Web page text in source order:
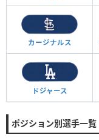
カージナルス
ドジャース
ポジション別選手一覧